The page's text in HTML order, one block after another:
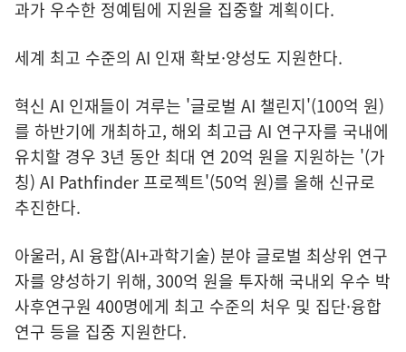
과가 우수한 정예팀에 지원을 집중할 계획이다.
세계 최고 수준의 AI 인재 확보·양성도 지원한다.
혁신 AI 인재들이 겨루는 '글로벌 AI 챌린지'(100억 원)
를 하반기에 개최하고, 해외 최고급 AI 연구자를 국내에
유치할 경우 3년 동안 최대 연 20억 원을 지원하는 '(가
칭) AI Pathfinder 프로젝트'(50억 원)를 올해 신규로
추진한다.
아울러, AI 융합(AI+과학기술) 분야 글로벌 최상위 연구
자를 양성하기 위해, 300억 원을 투자해 국내외 우수 박
사후연구원 400명에게 최고 수준의 처우 및 집단·융합
연구 등을 집중 지원한다.